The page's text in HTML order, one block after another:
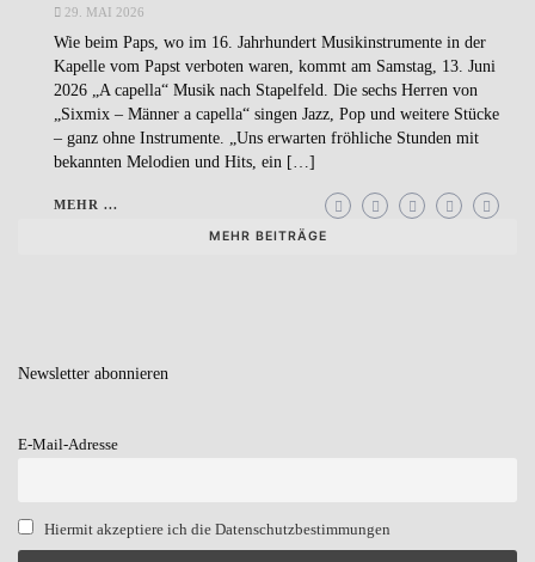
29. MAI 2026
Wie beim Paps, wo im 16. Jahrhundert Musikinstrumente in der
Kapelle vom Papst verboten waren, kommt am Samstag, 13. Juni
2026 „A capella“ Musik nach Stapelfeld. Die sechs Herren von
„Sixmix – Männer a capella“ singen Jazz, Pop und weitere Stücke
– ganz ohne Instrumente. „Uns erwarten fröhliche Stunden mit
bekannten Melodien und Hits, ein […]
MEHR ...
MEHR BEITRÄGE
Newsletter abonnieren
E-Mail-Adresse
Hiermit akzeptiere ich die Datenschutzbestimmungen